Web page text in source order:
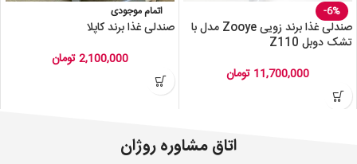
-6%
صندلی غذا برند زویی Zooye مدل با
تشک دوبل Z110
11,700,000 تومان
اتمام موجودی
صندلی غذا برند کاپلا
2,100,000تومان
اتاق مشاوره روژان